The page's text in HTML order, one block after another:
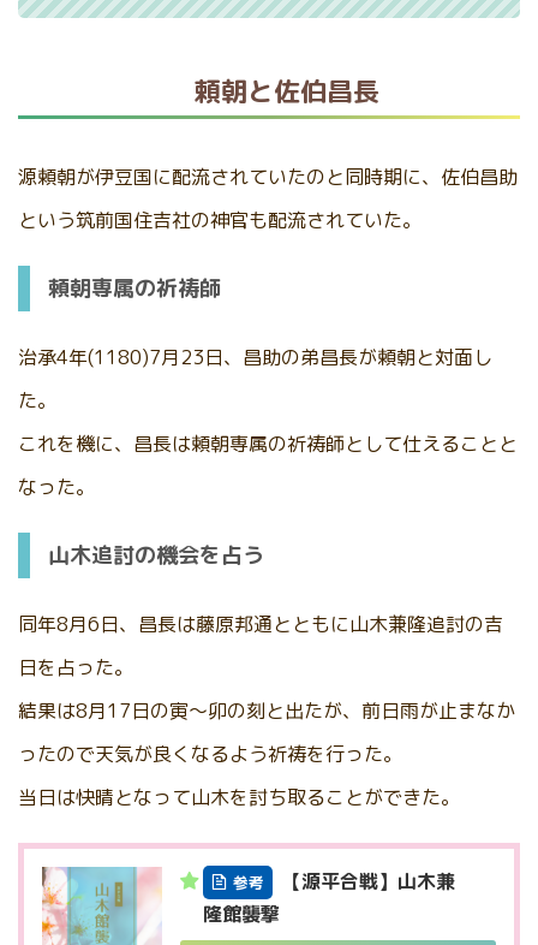
頼朝と佐伯昌長
源頼朝が伊豆国に配流されていたのと同時期に、佐伯昌助
という筑前国住吉社の神官も配流されていた。
頼朝専属の祈祷師
治承4年(1180)7月23日、昌助の弟昌長が頼朝と対面し
た。
これを機に、昌長は頼朝専属の祈祷師として仕えることと
なった。
山木追討の機会を占う
同年8月6日、昌長は藤原邦通とともに山木兼隆追討の吉
日を占った。
結果は8月17日の寅～卯の刻と出たが、前日雨が止まなか
ったので天気が良くなるよう祈祷を行った。
当日は快晴となって山木を討ち取ることができた。
参考
【源平合戦】山木兼
隆館襲撃